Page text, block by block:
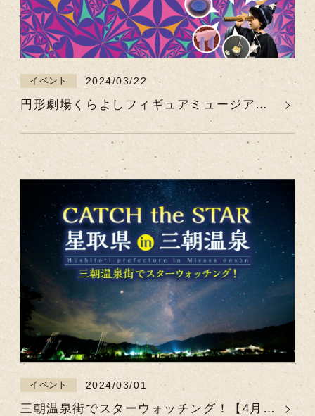
イベント 2024/03/22
円形劇場くらよしフィギュアミュージアム
特別展「きらめき万華鏡ワールド ～体感し
よう！色と光のファンタジア～」【令和6年
3月23日（土）～令和6年6月16日（日）】
イベント 2024/03/01
三朝温泉街でスターウォッチング！【4月、